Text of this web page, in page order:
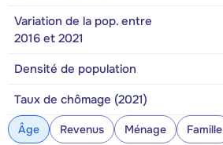
Variation de la pop. entre
2016 et 2021
Densité de population
Taux de chômage (2021)
Âge Revenus Ménage Famille